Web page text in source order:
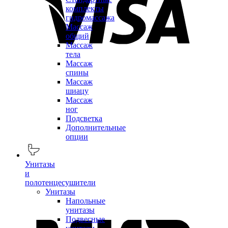
комплекты
гидромассажа
Массаж
общий
Массаж
тела
Массаж
спины
Массаж
шиацу
Массаж
ног
Подсветка
Дополнительные
опции
Унитазы
и
полотенцесушители
Унитазы
Напольные
унитазы
Подвесные